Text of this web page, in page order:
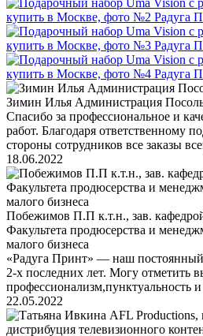
Зимин Илья Администрация
Спасибо за профессиональное и
работ. Благодаря ответственному
стороны сотрудников все заказы
18.06.2022
Побежимов П.П к.т.н., зав.
Факультета продюсерства и
малого бизнеса
«Радуга Принт» — наш
2-х последних лет. Могу отметить
профессионализм,пунктуальность
22.05.2022